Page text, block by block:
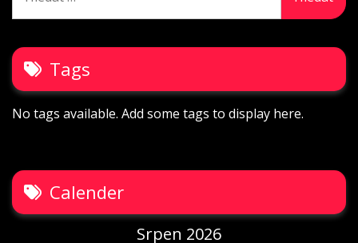
Tags
No tags available. Add some tags to display here.
Calender
Srpen 2026